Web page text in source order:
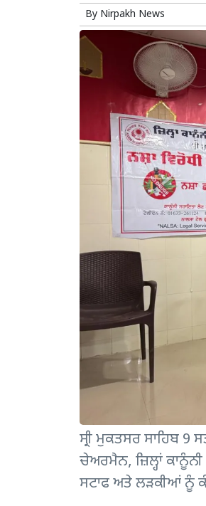
By Nirpakh News
ਸ੍ਰੀ ਮੁਕਤਸਰ
ਚੇਅਰਮੈਨ, ਜ਼ਿਲ੍ਹਾਂ
ਸਟਾਫ ਅਤੇ ਲੜਕੀਆਂ ਨੂੰ